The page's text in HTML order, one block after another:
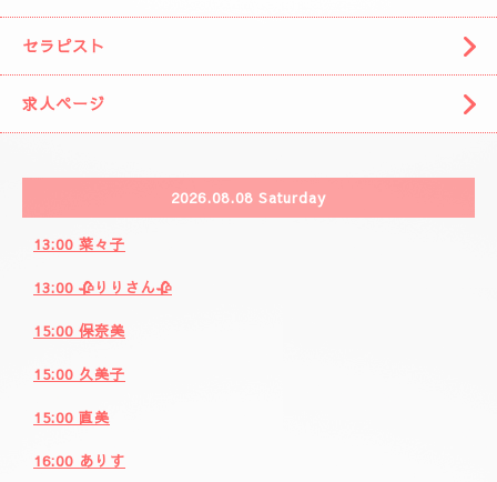
🩷りりさんのコース🩷
🌸ブログ🌸
🩷事前の空きお時間になります。🩷
ご注意事項
セラピスト